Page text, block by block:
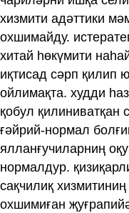
хизмити адәттики
охшимайду.
хитай һөкүмити
иқтисад сәрп қилип
ойлимақта. худди
қобул қилиниватқан
ғәйрий-нормал
ялланғучиларниң
нормалдур.
сақчилиқ
охшимиған